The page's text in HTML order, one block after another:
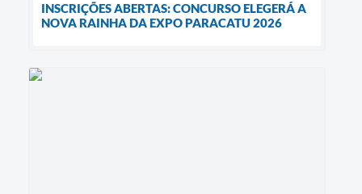
INSCRIÇÕES ABERTAS: CONCURSO ELEGERÁ A
NOVA RAINHA DA EXPO PARACATU 2026